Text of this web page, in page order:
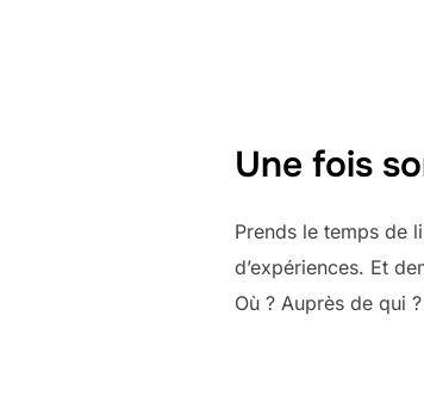
Une fois
Prends le temps de
d’expériences. Et
Où ? Auprès de qui